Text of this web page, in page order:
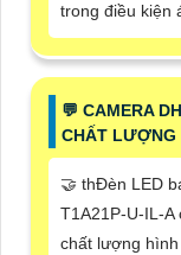
trong điều kiện
️💬 CAMERA
CHẤT LƯỢNG
🤝 thĐèn LED
T1A21P-U-IL-A
chất lượng hình